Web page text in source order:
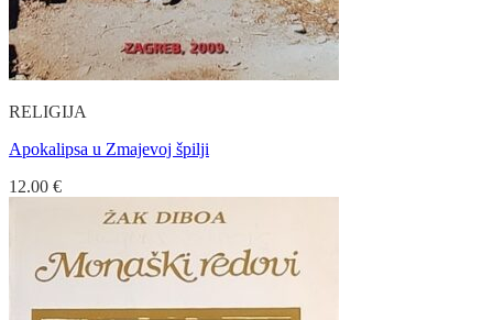
RELIGIJA
Apokalipsa u Zmajevoj špilji
12.00 €